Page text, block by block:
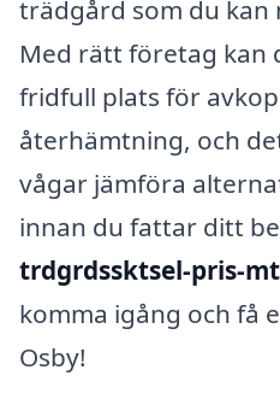
trädgård som du kan
Med rätt företag kan
fridfull plats för
återhämtning, och
vågar jämföra
innan du fattar ditt
trdgrdssktsel-pris-
komma igång och få
Osby!